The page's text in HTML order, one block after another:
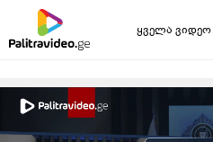
ყველა ვიდეო